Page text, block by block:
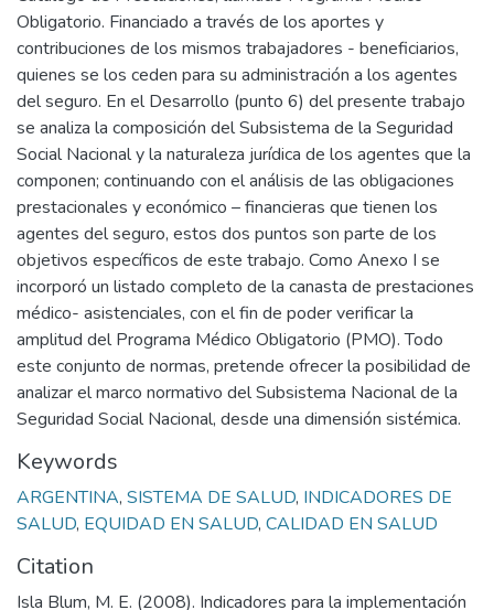
Obligatorio. Financiado a través de los aportes y
contribuciones de los mismos trabajadores - beneficiarios,
quienes se los ceden para su administración a los agentes
del seguro. En el Desarrollo (punto 6) del presente trabajo
se analiza la composición del Subsistema de la Seguridad
Social Nacional y la naturaleza jurídica de los agentes que la
componen; continuando con el análisis de las obligaciones
prestacionales y económico – financieras que tienen los
agentes del seguro, estos dos puntos son parte de los
objetivos específicos de este trabajo. Como Anexo I se
incorporó un listado completo de la canasta de prestaciones
médico- asistenciales, con el fin de poder verificar la
amplitud del Programa Médico Obligatorio (PMO). Todo
este conjunto de normas, pretende ofrecer la posibilidad de
analizar el marco normativo del Subsistema Nacional de la
Seguridad Social Nacional, desde una dimensión sistémica.
Keywords
ARGENTINA, SISTEMA DE SALUD, INDICADORES DE
SALUD, EQUIDAD EN SALUD, CALIDAD EN SALUD
Citation
Isla Blum, M. E. (2008). Indicadores para la implementación